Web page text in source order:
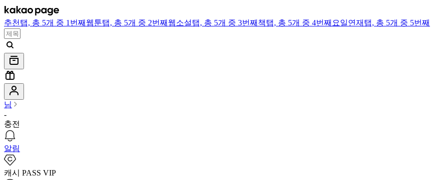
추천 탭, 총 5개 중 1번째 웹툰탭, 총 5개 중 2번째 웹소설탭, 총 5개 중 3번째 책탭, 총 5개 중 4번째 요일연재 탭, 총 5개 중 5번째
님
-
충전
알림
캐시 PASS VIP